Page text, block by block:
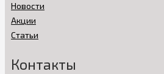
Новости
Акции
Статьи
Контакты